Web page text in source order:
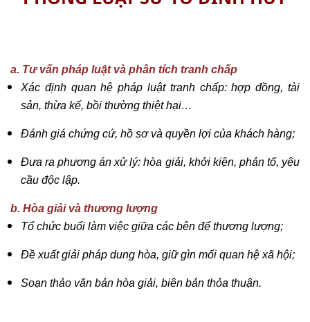
a. Tư vấn pháp luật và phân tích tranh chấp
Xác định quan hệ pháp luật tranh chấp: hợp đồng, tài
sản, thừa kế, bồi thường thiệt hại…
Đánh giá chứng cứ, hồ sơ và quyền lợi của khách hàng;
Đưa ra phương án xử lý: hòa giải, khởi kiện, phản tố, yêu
cầu độc lập.
b. Hòa giải và thương lượng
Tổ chức buổi làm việc giữa các bên để thương lượng;
Đề xuất giải pháp dung hòa, giữ gìn mối quan hệ xã hội;
Soạn thảo văn bản hòa giải, biên bản thỏa thuận.